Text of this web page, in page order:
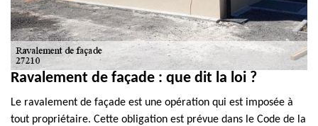
Ravalement de façade : que dit la loi ?
Le ravalement de façade est une opération qui est imposée à
tout propriétaire. Cette obligation est prévue dans le Code de la